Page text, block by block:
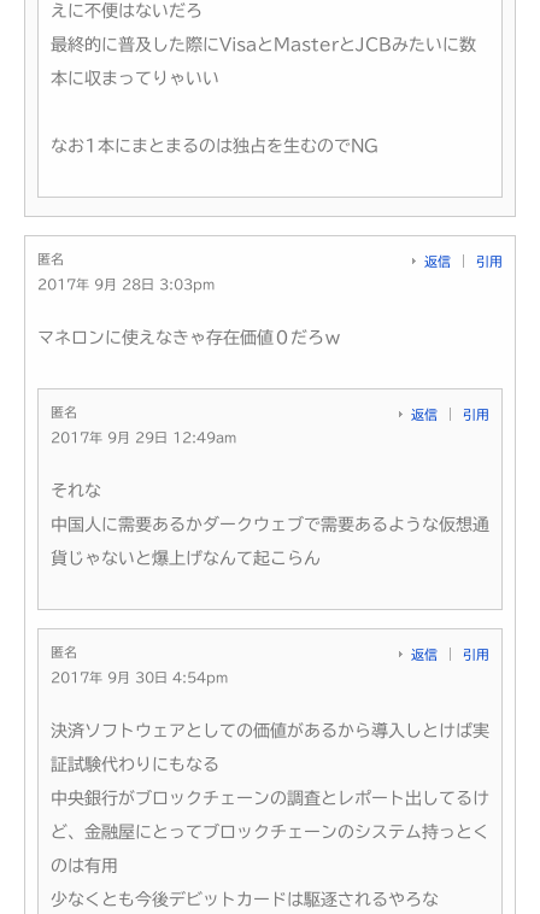
えに不便はないだろ
最終的に普及した際にVisaとMasterとJCBみたいに数
本に収まってりゃいい
なお1本にまとまるのは独占を生むのでNG
匿名
2017年 9月 28日 3:03pm
返信 引用
マネロンに使えなきゃ存在価値０だろｗ
匿名
2017年 9月 29日 12:49am
返信 引用
それな
中国人に需要あるかダークウェブで需要あるような仮想通
貨じゃないと爆上げなんて起こらん
匿名
2017年 9月 30日 4:54pm
返信 引用
決済ソフトウェアとしての価値があるから導入しとけば実
証試験代わりにもなる
中央銀行がブロックチェーンの調査とレポート出してるけ
ど、金融屋にとってブロックチェーンのシステム持っとく
のは有用
少なくとも今後デビットカードは駆逐されるやろな